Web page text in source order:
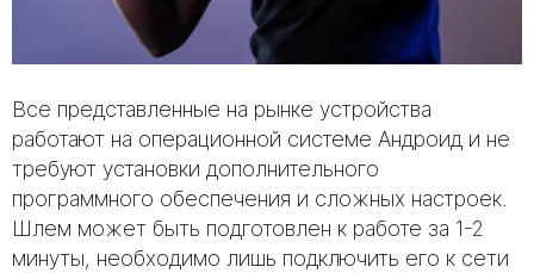
Все представленные на рынке устройства
работают на операционной системе Андроид и не
требуют установки дополнительного
программного обеспечения и сложных настроек.
Шлем может быть подготовлен к работе за 1-2
минуты, необходимо лишь подключить его к сети